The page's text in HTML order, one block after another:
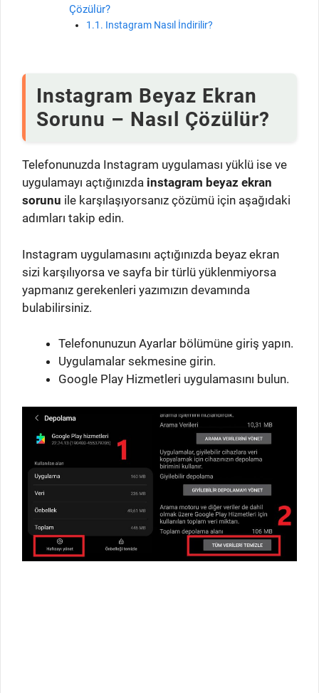
Çözülür?
Instagram Nasıl İndirilir?
Instagram Beyaz Ekran
Sorunu – Nasıl Çözülür?
Telefonunuzda Instagram uygulaması yüklü ise ve
uygulamayı açtığınızda instagram beyaz ekran
sorunu ile karşılaşıyorsanız çözümü için aşağıdaki
adımları takip edin.
Instagram uygulamasını açtığınızda beyaz ekran
sizi karşılıyorsa ve sayfa bir türlü yüklenmiyorsa
yapmanız gerekenleri yazımızın devamında
bulabilirsiniz.
Telefonunuzun Ayarlar bölümüne giriş yapın.
Uygulamalar sekmesine girin.
Google Play Hizmetleri uygulamasını bulun.